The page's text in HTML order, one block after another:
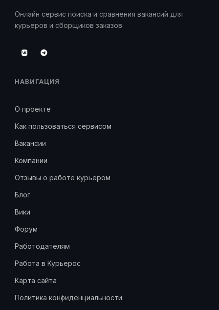
Онлайн сервис поиска и сравнения вакансий для
курьеров и сборщиков заказов
НАВИГАЦИЯ
О проекте
Как пользоваться сервисом
Вакансии
Компании
Отзывы о работе курьером
Блог
Вики
Форум
Работодателям
Работа в Курьерос
Карта сайта
Политика конфиденциальности